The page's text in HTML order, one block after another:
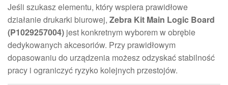
Jeśli szukasz elementu, który wspiera prawidłowe
działanie drukarki biurowej, Zebra Kit Main Logic Board
(P1029257004) jest konkretnym wyborem w obrębie
dedykowanych akcesoriów. Przy prawidłowym
dopasowaniu do urządzenia możesz odzyskać stabilność
pracy i ograniczyć ryzyko kolejnych przestojów.